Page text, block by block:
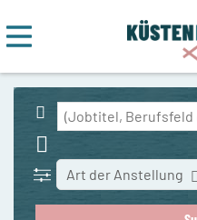
Art der Anstellung